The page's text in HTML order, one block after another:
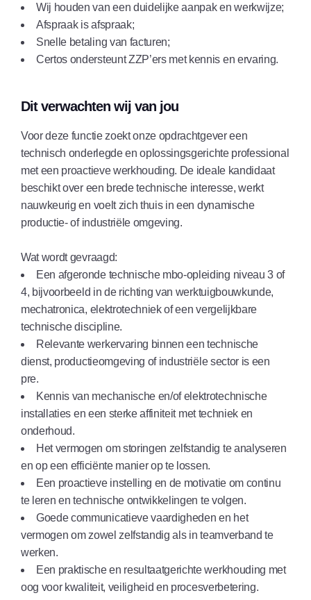
Wij houden van een duidelijke aanpak en werkwijze;
Afspraak is afspraak;
Snelle betaling van facturen;
Certos ondersteunt ZZP’ers met kennis en ervaring.
Dit verwachten wij van jou
Voor deze functie zoekt onze opdrachtgever een
technisch onderlegde en oplossingsgerichte professional
met een proactieve werkhouding. De ideale kandidaat
beschikt over een brede technische interesse, werkt
nauwkeurig en voelt zich thuis in een dynamische
productie- of industriële omgeving.
Wat wordt gevraagd:
Een afgeronde technische mbo-opleiding niveau 3 of
4, bijvoorbeeld in de richting van werktuigbouwkunde,
mechatronica, elektrotechniek of een vergelijkbare
technische discipline.
Relevante werkervaring binnen een technische
dienst, productieomgeving of industriële sector is een
pre.
Kennis van mechanische en/of elektrotechnische
installaties en een sterke affiniteit met techniek en
onderhoud.
Het vermogen om storingen zelfstandig te analyseren
en op een efficiënte manier op te lossen.
Een proactieve instelling en de motivatie om continu
te leren en technische ontwikkelingen te volgen.
Goede communicatieve vaardigheden en het
vermogen om zowel zelfstandig als in teamverband te
werken.
Een praktische en resultaatgerichte werkhouding met
oog voor kwaliteit, veiligheid en procesverbetering.